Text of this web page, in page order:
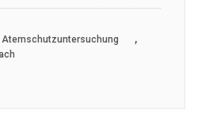
Atemschutzuntersuchung ,